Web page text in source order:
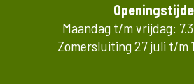
Maandag t/m vrijdag:
Zomersluiting 27 juli t/m